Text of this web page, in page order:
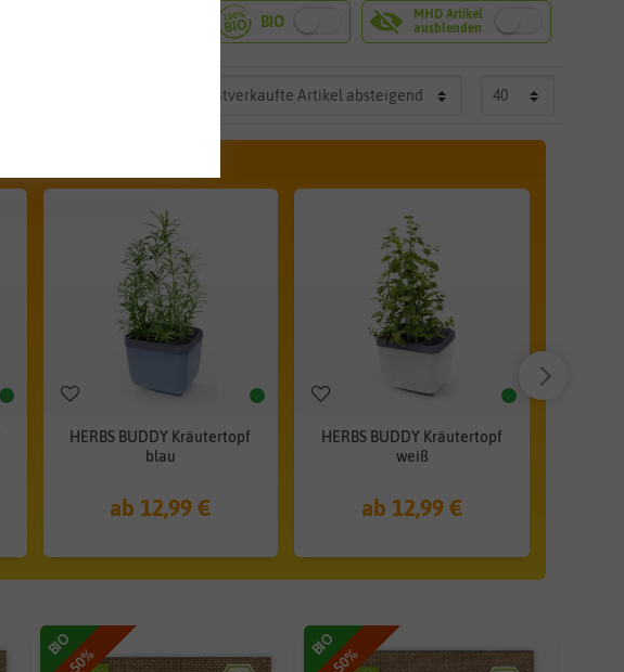
HERBS BUDDY Kräutertopf
blau
ab 12,99 €
HERBS BUDDY Kräutertopf
weiß
ab 12,99 €
-50%
BIO
-50%
BIO